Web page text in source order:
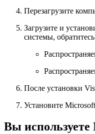
Перезагрузите
Загрузите и
системы,
После установки
Установите
Вы